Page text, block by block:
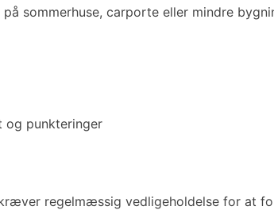
sommerhuse, carporte eller mindre
og punkteringer
regelmæssig vedligeholdelse for at